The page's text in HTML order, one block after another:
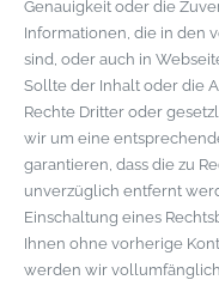
Genauigkeit oder die
Informationen, die in den
sind, oder auch in
Sollte der Inhalt oder die
Rechte Dritter oder
wir um eine
garantieren, dass die zu
unverzüglich entfernt
Einschaltung eines
Ihnen ohne vorherige
werden wir